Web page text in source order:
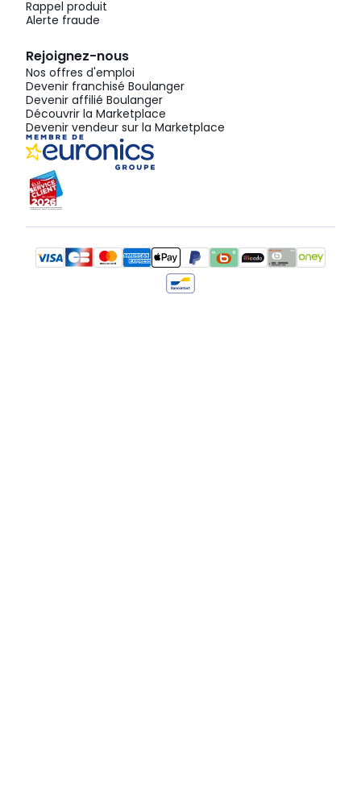
Rappel produit
Alerte fraude
Rejoignez-nous
Nos offres d'emploi
Devenir franchisé Boulanger
Devenir affilié Boulanger
Découvrir la Marketplace
Devenir vendeur sur la Marketplace